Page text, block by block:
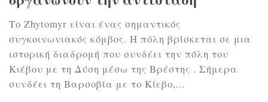
Το Zhytomyr είναι ένας σημαντικός
συγκοινωνιακός κόμβος. Η πόλη βρίσκεται σε μια
ιστορική διαδρομή που συνδέει την πόλη του
Κιέβου με τη Δύση μέσω της Βρέστης . Σήμερα
συνδέει τη Βαρσοβία με το Κίεβο,...